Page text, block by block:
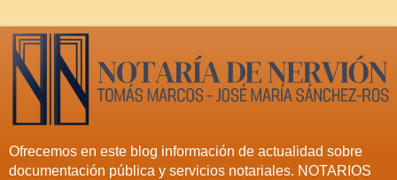
Ofrecemos en este blog información de actualidad sobre
documentación pública y servicios notariales. NOTARIOS